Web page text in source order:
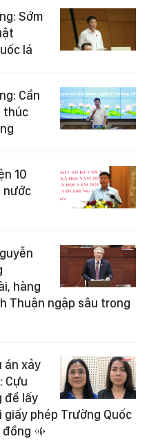
Sớm
lá
Cần
thúc
10
nước
hàng
Thuận ngập sâu trong
án xảy
Cựu
để lấy
phép Trường Quốc
đồng